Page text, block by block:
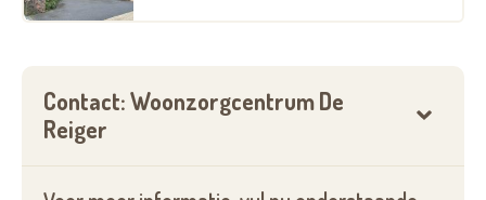
Contact: Woonzorgcentrum De
Reiger